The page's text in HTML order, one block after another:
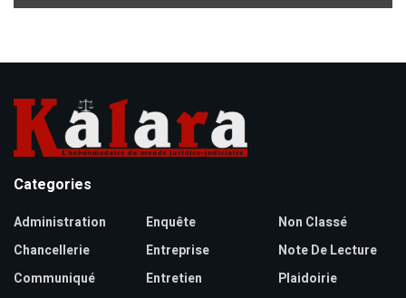
Categories
Administration
Chancellerie
Communiqué
Enquête
Entreprise
Entretien
Non Classé
Note De Lecture
Plaidoirie